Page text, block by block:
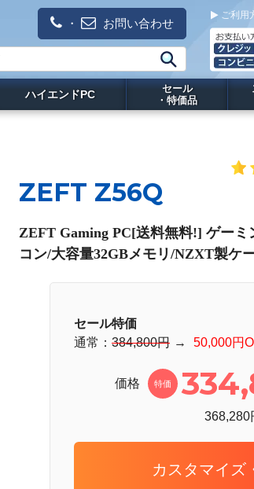
・ お問い合わせ
ご利用
ハイエンドPC
セール
・特価品
ZEFT Z56Q
ZEFT Gaming PC[送料無料!] ゲー
コン/大容量32GBメモリ/NZXT製ケ
セール特価
通常： 384,800円 → 50,000円
価格 特価
368,280
カスタマイズ